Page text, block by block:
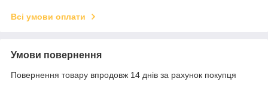
Всі умови оплати
Умови повернення
Повернення товару впродовж 14 днів за рахунок покупця